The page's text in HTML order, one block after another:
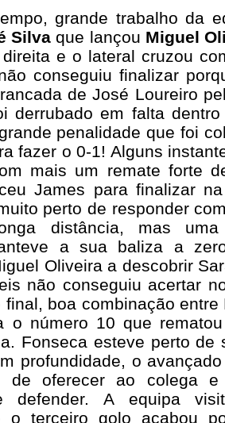
grande trabalho da
Silva que lançou Miguel
e o lateral cruzou
conseguiu finalizar
de José Loureiro
derrubado em falta
penalidade que foi
fazer o 0-1! Alguns
mais um remate forte
James para finalizar
perto de responder
distância, mas
a sua baliza a
Oliveira a descobrir
não conseguiu acertar
final, boa combinação
o número 10 que
Fonseca esteve perto de
profundidade, o
de oferecer ao colega
defender. A equipa
o terceiro golo acabou